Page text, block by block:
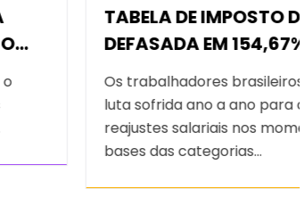
TABELA DE IMPOSTO DE RENDA
DEFASADA EM 154,67% CORRÓI
QUALQUER MELHORIA DE SALÁRIOS
Os trabalhadores brasileiros acumulam uma
luta sofrida ano a ano para conseguirem
reajustes salariais nos momentos de datas-
bases das categorias…